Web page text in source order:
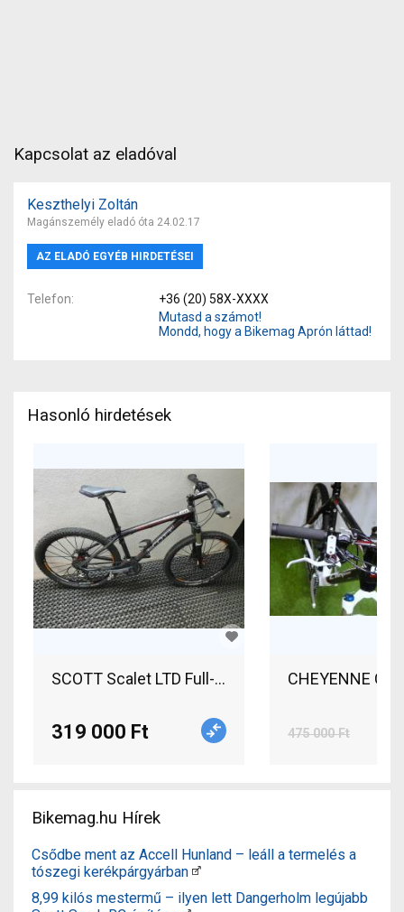
Kapcsolat az eladóval
Keszthelyi Zoltán
Magánszemély eladó óta 24.02.17
AZ ELADÓ EGYÉB HIRDETÉSEI
Telefon
+36 (20) 58X-XXXX
Mutasd a számot!
Mondd, hogy a Bikemag Aprón láttad!
Hasonló hirdetések
SCOTT Scalet LTD Full-
319 000 Ft 475 000 Ft
Bikemag.hu Hírek
Csődbe ment az Accell Hunland – leáll a termelés a
tószegi kerékpárgyárban
8,99 kilós mestermű – ilyen lett Dangerholm legújabb